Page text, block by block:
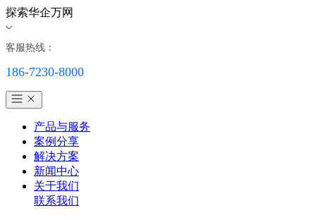
探索华企万网
客服热线：
186-7230-8000
产品与服务
案例分享
解决方案
新闻中心
关于我们
联系我们